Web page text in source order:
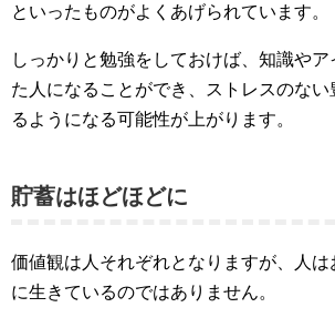
といったものがよくあげられています。
しっかりと勉強をしておけば、知識や
た人になることができ、ストレスのな
るようになる可能性が上がります。
貯蓄はほどほどに
価値観は人それぞれとなりますが、人は
に生きているのではありません。